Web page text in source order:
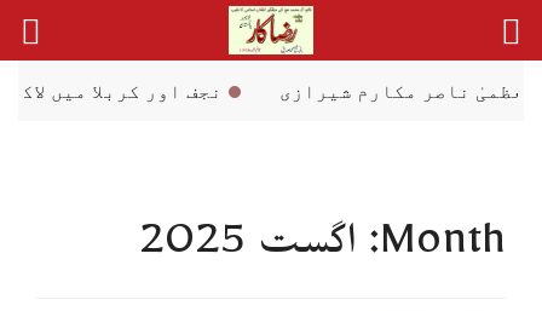
to
مکارم شیرازی نجف اور کربلا میں لاکھوں
Month: اگست 2025